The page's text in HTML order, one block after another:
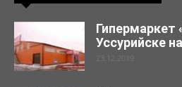
Гипермаркет
Уссурийске
23.12.2019